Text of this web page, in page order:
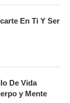
En Ti Y Ser
De Vida
y Mente